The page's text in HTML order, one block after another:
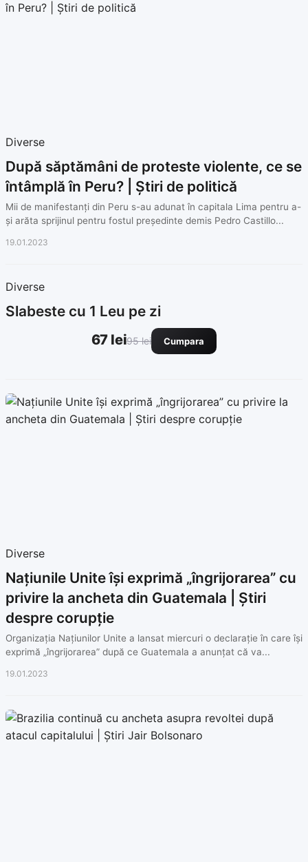
Diverse
După săptămâni de proteste violente, ce se
întâmplă în Peru? | Știri de politică
Mii de manifestanți din Peru s-au adunat în capitala Lima pentru a-
și arăta sprijinul pentru fostul președinte demis Pedro Castillo...
19.01.2023
Diverse
Slabeste cu 1 Leu pe zi
67 lei95 lei Cumpara
Diverse
Națiunile Unite își exprimă „îngrijorarea” cu
privire la ancheta din Guatemala | Știri
despre corupție
Organizația Națiunilor Unite a lansat miercuri o declarație în care își
exprimă „îngrijorarea” după ce Guatemala a anunțat că va...
19.01.2023